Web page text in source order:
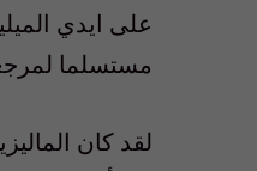
على ايدي
مستسلما
لقد كان